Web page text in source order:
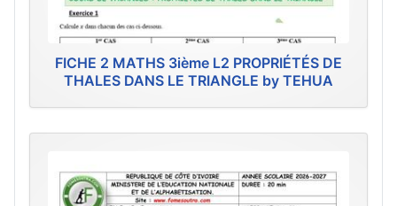
FICHE 2 MATHS 3ième L2 PROPRIÉTÉS DE
THALES DANS LE TRIANGLE by TEHUA